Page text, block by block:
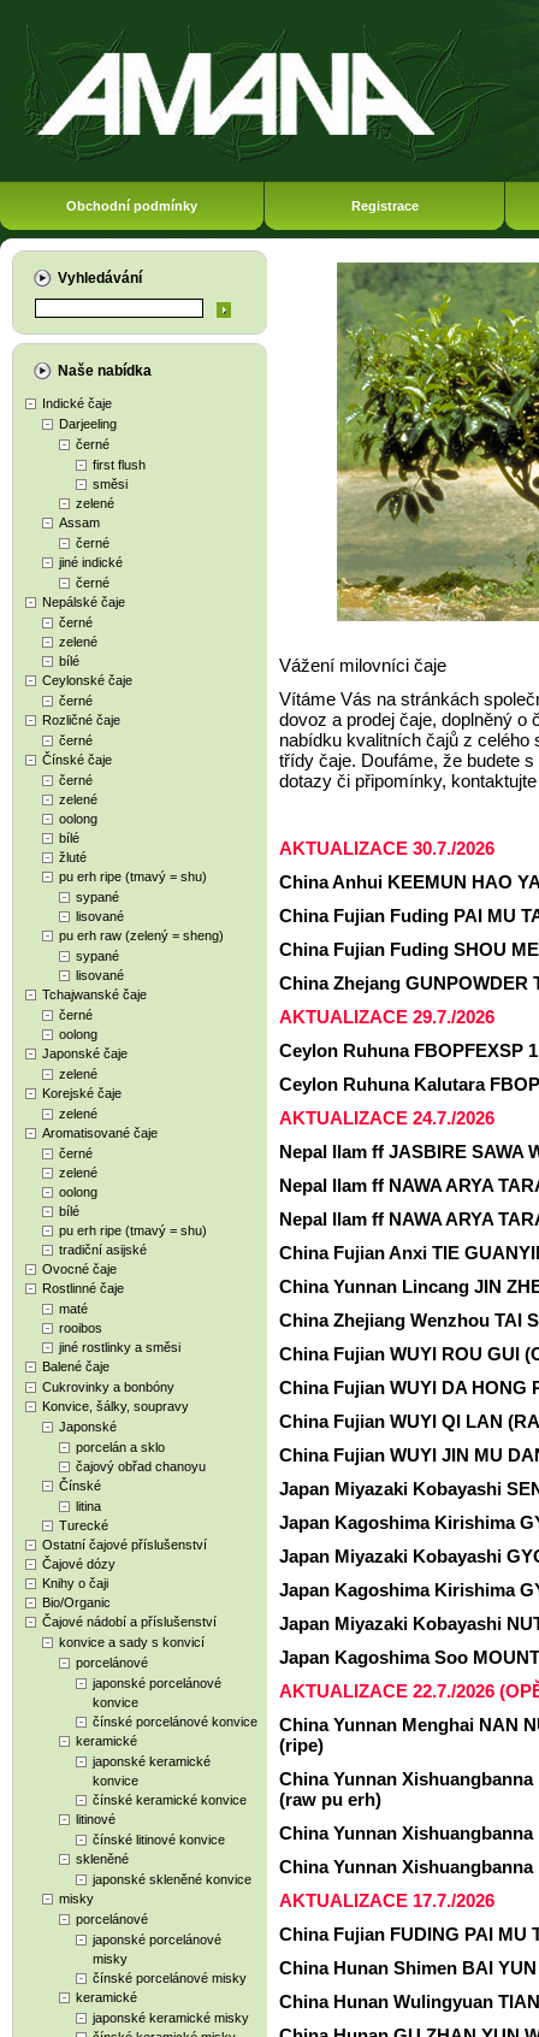
Obchodní podmínky Registrace
Vyhledávání
Naše nabídka
Indické čaje
Darjeeling
černé
first flush
směsi
zelené
Assam
černé
jiné indické
černé
Nepálské čaje
černé
zelené
bílé
Ceylonské čaje
černé
Rozličné čaje
černé
Čínské čaje
černé
zelené
oolong
bílé
žluté
pu erh ripe (tmavý = shu)
sypané
lisované
pu erh raw (zelený = sheng)
sypané
lisované
Tchajwanské čaje
černé
oolong
Japonské čaje
zelené
Korejské čaje
zelené
Aromatisované čaje
černé
zelené
oolong
bílé
pu erh ripe (tmavý = shu)
tradiční asijské
Ovocné čaje
Rostlinné čaje
maté
rooibos
jiné rostlinky a směsi
Balené čaje
Cukrovinky a bonbóny
Konvice, šálky, soupravy
Japonské
porcelán a sklo
čajový obřad chanoyu
Čínské
litina
Turecké
Ostatní čajové příslušenství
Čajové dózy
Knihy o čaji
Bio/Organic
Čajové nádobí a příslušenství
konvice a sady s konvicí
porcelánové
japonské porcelánové
konvice
čínské porcelánové konvice
keramické
japonské keramické
konvice
čínské keramické konvice
litinové
čínské litinové konvice
skleněné
japonské skleněné konvice
misky
porcelánové
japonské porcelánové
misky
čínské porcelánové misky
keramické
japonské keramické misky
Vážení milovníci čaje
Vítáme Vás na stránkách
dovoz a prodej čaje, doplněný
nabídku kvalitních čajů z
třídy čaje. Doufáme, že budete
dotazy či připomínky,
AKTUALIZACE 30.7./2026
China Anhui KEEMUN HAO
China Fujian Fuding PAI MU
China Fujian Fuding SHOU
China Zhejang GUNPOWDER
AKTUALIZACE 29.7./2026
Ceylon Ruhuna FBOPFEXSP
Ceylon Ruhuna Kalutara
AKTUALIZACE 24.7./2026
Nepal Ilam ff JASBIRE SAWA
Nepal Ilam ff NAWA ARYA
Nepal Ilam ff NAWA ARYA
China Fujian Anxi TIE
China Yunnan Lincang JIN
China Zhejiang Wenzhou TAI
China Fujian WUYI ROU GUI
China Fujian WUYI DA HONG
China Fujian WUYI QI LAN
China Fujian WUYI JIN MU
Japan Miyazaki Kobayashi
Japan Kagoshima Kirishima
Japan Miyazaki Kobayashi
Japan Kagoshima Kirishima
Japan Miyazaki Kobayashi
Japan Kagoshima Soo
AKTUALIZACE 22.7./2026
China Yunnan Menghai NAN
(ripe)
China Yunnan Xishuangbanna
(raw pu erh)
China Yunnan Xishuangbanna
China Yunnan Xishuangbanna
AKTUALIZACE 17.7./2026
China Fujian FUDING PAI MU
China Hunan Shimen BAI
China Hunan Wulingyuan